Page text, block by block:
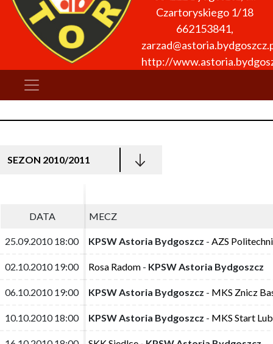
Czartoryskiego 1/18
662153841,
http://
SEZON 2010/2011
DATA MECZ
25.09.2010 18:00 KPSW Astoria Bydgoszcz - AZS
02.10.2010 19:00 Rosa Radom - KPSW Astoria Bydgoszcz
06.10.2010 19:00 KPSW Astoria Bydgoszcz - MKS Znicz
10.10.2010 18:00 KPSW Astoria Bydgoszcz - MKS Start
DATA MECZ
25.09.2010 18:00 KPSW Astoria Bydgoszcz - AZS
02.10.2010 19:00 Rosa Radom - KPSW Astoria Bydgoszcz
06.10.2010 19:00 KPSW Astoria Bydgoszcz - MKS Znicz
10.10.2010 18:00 KPSW Astoria Bydgoszcz - MKS Start